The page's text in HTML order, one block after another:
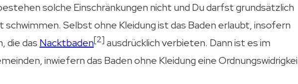
solche Einschränkungen nicht und Du darfst grundsätzlich
schwimmen. Selbst ohne Kleidung ist das Baden erlaubt, insofern
die das Nacktbaden[2] ausdrücklich verbieten. Dann ist es im
inwiefern das Baden ohne Kleidung eine